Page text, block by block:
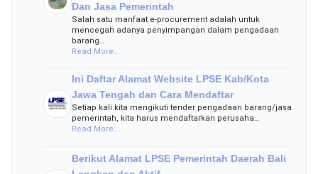
Dan Jasa Pemerintah
Salah satu manfaat e-procurement adalah untuk
mencegah adanya penyimpangan dalam pengadaan
barang…
Read More...
Ini Daftar Alamat Website LPSE Kab/Kota
Jawa Tengah dan Cara Mendaftar
Setiap kali kita mengikuti tender pengadaan barang/jasa
pemerintah, kita harus mendaftarkan perusaha…
Read More...
Berikut Alamat LPSE Pemerintah Daerah Bali